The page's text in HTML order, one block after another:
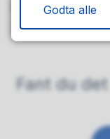
Publisert
Sist endret
Fant du
Godta alle